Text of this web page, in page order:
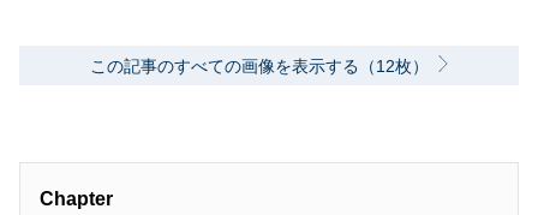
この記事のすべての画像を表示する（12枚）
Chapter